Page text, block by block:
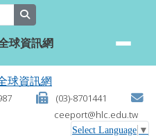
民小學全球資
球資訊網
(03)-8701441
ceeport@hlc.edu.tw
Select Language ▼